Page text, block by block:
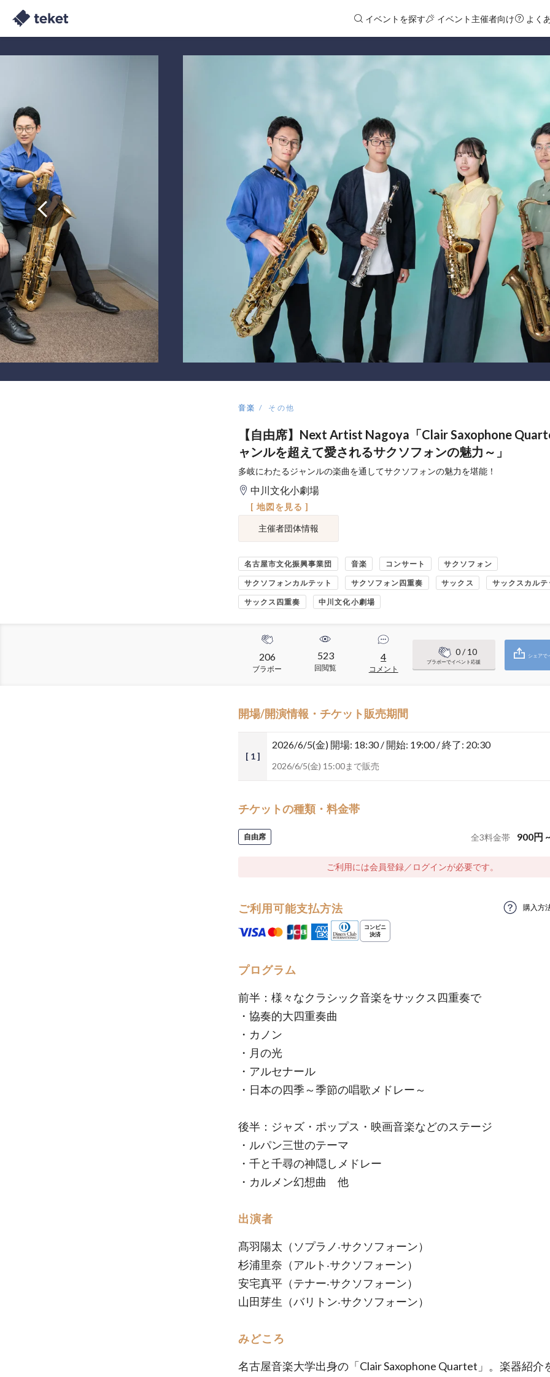
イベントを探す イベント主催者向け よく
音楽 その他
【自由席】Next Artist Nagoya「Clair Saxophone
ャンルを超えて愛されるサクソフォンの魅力～」
多岐にわたるジャンルの楽曲を通してサクソフォンの魅力を堪能！
中川文化小劇場
[ 地図を見る ]
主催者団体情報
名古屋市文化振興事業団 音楽 コンサート サクソフォン
サクソフォンカルテット サクソフォン四重奏 サックス サックスカル
サックス四重奏 中川文化小劇場
206
ブラボー
523
回閲覧
4
コメント
0/ 10
ブラボーでイベント応援
シェアで
開場/開演情報・チケット販売期間
[ 1 ]
2026/6/5(金) 開場: 18:30 / 開始: 19:00 / 終了: 20:30
2026/6/5(金) 15:00まで販売
チケットの種類・料金帯
自由席 全3料金帯 900円
ご利用には会員登録／ログインが必要です。
ご利用可能支払方法 購入方
プログラム
前半：様々なクラシック音楽をサックス四重奏で
・協奏的大四重奏曲
・カノン
・月の光
・アルセナール
・日本の四季～季節の唱歌メドレー～
後半：ジャズ・ポップス・映画音楽などのステージ
・ルパン三世のテーマ
・千と千尋の神隠しメドレー
・カルメン幻想曲 他
出演者
髙⽻陽太（ソプラノ‧サクソフォーン）
杉浦⾥奈（アルト‧サクソフォーン）
安宅真平（テナー‧サクソフォーン）
⼭⽥芽⽣（バリトン‧サクソフォーン）
みどころ
名古屋音楽大学出身の「Clair Saxophone Quartet」。楽器紹介